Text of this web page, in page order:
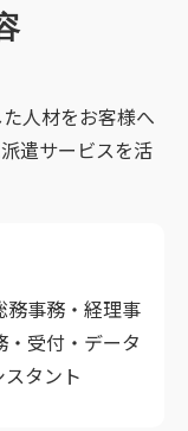
人材をお客様へ
遣サービスを活
務事務・経理事
受付・データ
タント